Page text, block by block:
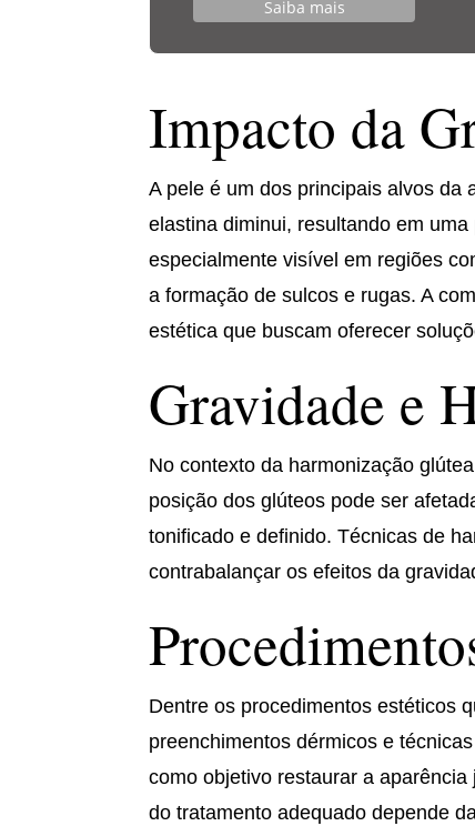
Saiba mais
Impacto da
A pele é um dos principais alvos da
elastina diminui, resultando em
especialmente visível em regiões
a formação de sulcos e rugas. A
estética que buscam oferecer
Gravidade e
No contexto da harmonização
posição dos glúteos pode ser
tonificado e definido. Técnicas de
contrabalançar os efeitos da
Dentre os procedimentos estéticos
preenchimentos dérmicos e
como objetivo restaurar a
do tratamento adequado depende